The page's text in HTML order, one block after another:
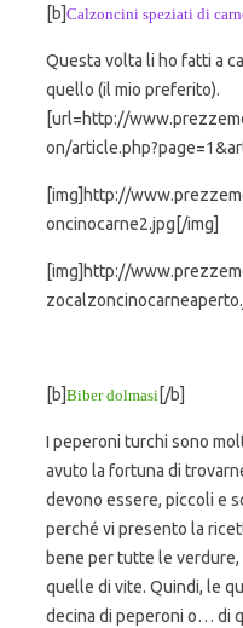
[b]Calzoncini speziati di
Questa volta li ho fatti a
quello (il mio preferito).
[url=http://
on/
[img]http://
oncinocarne2.jpg[/img]
[img]http://
[b]Biber dolmasi [/b]
I peperoni turchi sono
avuto la fortuna di
devono essere, piccoli e
perché vi presento la
bene per tutte le
quelle di vite. Quindi, le
decina di peperoni o… di